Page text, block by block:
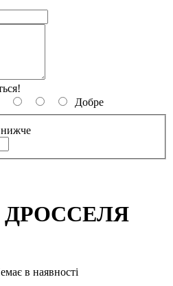
Добре
нижче
в наявності